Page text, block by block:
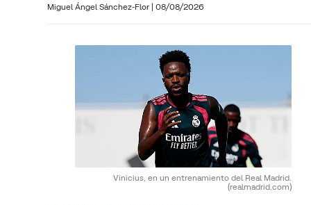
Miguel Ángel Sánchez-Flor | 08/08/2026
Vinicius, en un entrenamiento del Real Madrid.
(realmadrid.com)